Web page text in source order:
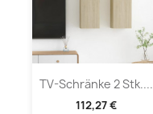
TV-Schränke 2 Stk....
112,27 €